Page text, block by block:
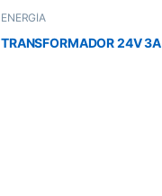
ENERGÍA
TRANSFORMADOR 24V 3A